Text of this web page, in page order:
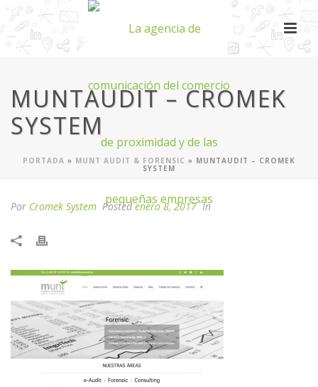
MUNTAUDIT – CROMEK
SYSTEM
PORTADA » MUNT AUDIT & FORENSIC » MUNTAUDIT – CROMEK
SYSTEM
Por Cromek System Postedenero 8, 2017 In